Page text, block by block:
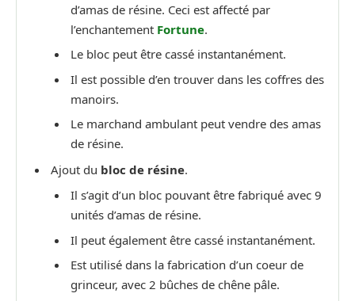
d’amas de résine. Ceci est affecté par
l’enchantement Fortune.
Le bloc peut être cassé instantanément.
Il est possible d’en trouver dans les coffres des
manoirs.
Le marchand ambulant peut vendre des amas
de résine.
Ajout du bloc de résine.
Il s’agit d’un bloc pouvant être fabriqué avec 9
unités d’amas de résine.
Il peut également être cassé instantanément.
Est utilisé dans la fabrication d’un coeur de
grinceur, avec 2 bûches de chêne pâle.